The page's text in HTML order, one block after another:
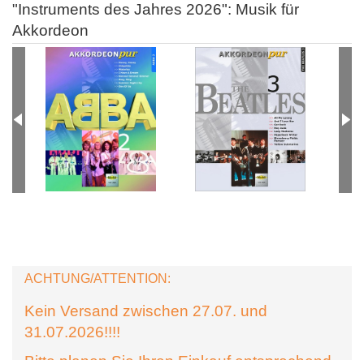
"Instruments des Jahres 2026": Musik für
Akkordeon
ACHTUNG/ATTENTION:
Kein Versand zwischen 27.07. und
31.07.2026!!!!